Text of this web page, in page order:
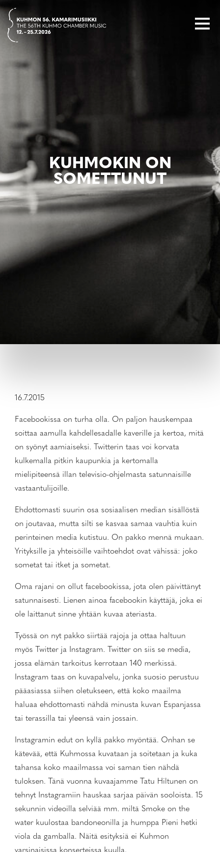
Siirry
suoraan
sisältöön
KUHMOKIN ON
SOMETTUNUT
16.7.2015
Facebookissa on turha olla. On paljon hauskempaa
soittaa aamulla kahdellesadalle kaverille ja kertoa, mitä
on syönyt aamiaiseksi. Twitterin taas voi korvata
kulkemalla pitkin kaupunkia ja kertomalla
mielipiteensä illan televisio-ohjelmasta satunnaisille
vastaantulijoille.
Ehdottomasti suurin osa sosiaalisen median sisällöstä
on joutavaa, mutta silti se kasvaa samaa vauhtia kuin
perinteinen media kutistuu. On pakko mennä mukaan.
Yrityksille ja yhteisöille vaihtoehdot ovat vähissä: joko
sometat tai itket ja sometat.
Oma rajani on ollut facebookissa, jota olen päivittänyt
satunnaisesti. Lienen ainoa facebookin käyttäjä, joka ei
ole laittanut sinne yhtään kuvaa ateriasta.
Työssä on nyt pakko siirtää rajoja ja ottaa haltuun
myös Twitter ja Instagram. Twitter on siis se media,
jossa elämän tarkoitus kerrotaan 140 merkissä.
Instagram taas on kuvapalvelu, jonka suosio perustuu
pääasiassa siihen oletukseen, että koko maailma
haluaa ehdottomasti nähdä minusta kuvan Espanjassa
tai terassilla tai yleensä vain jossain.
Instagramin edut on kyllä pakko myöntää. Onhan se
kätevää, että Kuhmossa kuvataan ja soitetaan ja kuka
tahansa koko maailmassa voi saman tien nähdä
tuloksen. Tänä vuonna kuvaajamme Tatu Hiltunen on
tehnyt Instagramiin hauskaa sarjaa päivän sooloista. 15
sekunnin videoilla selviää mm. miltä Smoke on the
water kuulostaa bandoneonilla ja humppa Pieni hetki
viola da gamballa. Näitä esityksiä ei Kuhmon